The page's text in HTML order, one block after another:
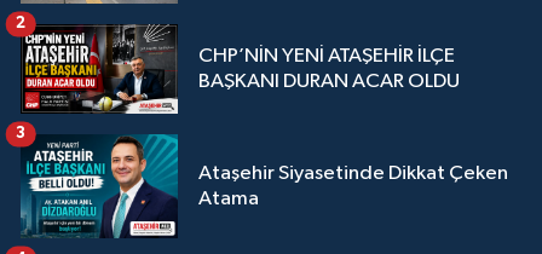
CHP’NİN YENİ ATAŞEHİR İLÇE
BAŞKANI DURAN ACAR OLDU
2
Ataşehir Siyasetinde Dikkat Çeken
Atama
3